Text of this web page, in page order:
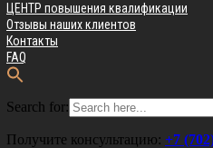
ЦЕНТР повышения квалификации
Отзывы наших клиентов
Контакты
FAQ
Search for:
Получите консультацию: +7